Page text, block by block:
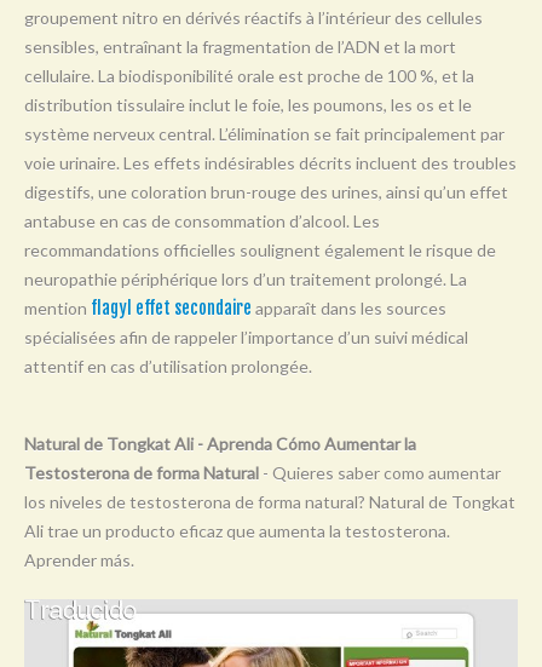
R
S
T
U
W
Y
groupement nitro en dérivés réactifs à l’intérieur des cellules
sensibles, entraînant la fragmentation de l’ADN et la mort
cellulaire. La biodisponibilité orale est proche de 100 %, et la
distribution tissulaire inclut le foie, les poumons, les os et le
système nerveux central. L’élimination se fait principalement par
voie urinaire. Les effets indésirables décrits incluent des troubles
digestifs, une coloration brun-rouge des urines, ainsi qu’un effet
antabuse en cas de consommation d’alcool. Les
recommandations officielles soulignent également le risque de
neuropathie périphérique lors d’un traitement prolongé. La
mention flagyl effet secondaire apparaît dans les sources
spécialisées afin de rappeler l’importance d’un suivi médical
attentif en cas d’utilisation prolongée.
Natural de Tongkat Ali - Aprenda Cómo Aumentar la
Testosterona de forma Natural - Quieres saber como aumentar
los niveles de testosterona de forma natural? Natural de Tongkat
Ali trae un producto eficaz que aumenta la testosterona.
Aprender más.